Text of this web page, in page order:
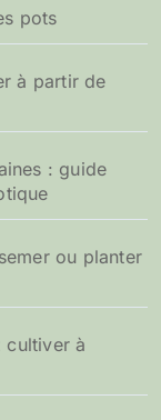
pots
à partir de
: guide
ou planter
cultiver à